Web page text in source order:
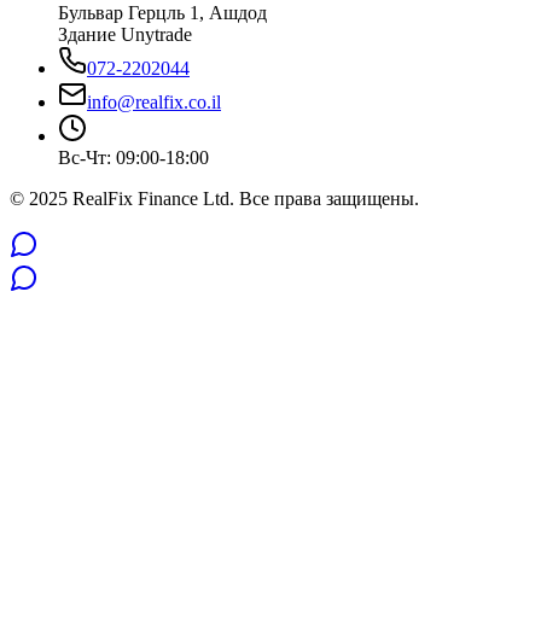
Бульвар Герцль 1, Ашдод
Здание Unytrade
072-2202044
info@realfix.co.il
Вс-Чт: 09:00-18:00
© 2025 RealFix Finance Ltd. Все права защищены.